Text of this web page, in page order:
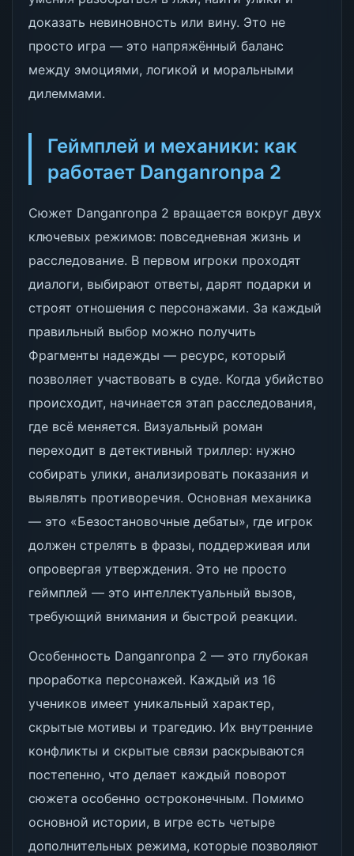
доказать невиновность или вину. Это не
просто игра — это напряжённый баланс
между эмоциями, логикой и моральными
дилеммами.
Геймплей и механики: как
работает Danganronpa 2
Сюжет Danganronpa 2 вращается вокруг двух
ключевых режимов: повседневная жизнь и
расследование. В первом игроки проходят
диалоги, выбирают ответы, дарят подарки и
строят отношения с персонажами. За каждый
правильный выбор можно получить
Фрагменты надежды — ресурс, который
позволяет участвовать в суде. Когда убийство
происходит, начинается этап расследования,
где всё меняется. Визуальный роман
переходит в детективный триллер: нужно
собирать улики, анализировать показания и
выявлять противоречия. Основная механика
— это «Безостановочные дебаты», где игрок
должен стрелять в фразы, поддерживая или
опровергая утверждения. Это не просто
геймплей — это интеллектуальный вызов,
требующий внимания и быстрой реакции.
Особенность Danganronpa 2 — это глубокая
проработка персонажей. Каждый из 16
учеников имеет уникальный характер,
скрытые мотивы и трагедию. Их внутренние
конфликты и скрытые связи раскрываются
постепенно, что делает каждый поворот
сюжета особенно остроконечным. Помимо
основной истории, в игре есть четыре
дополнительных режима, которые позволяют